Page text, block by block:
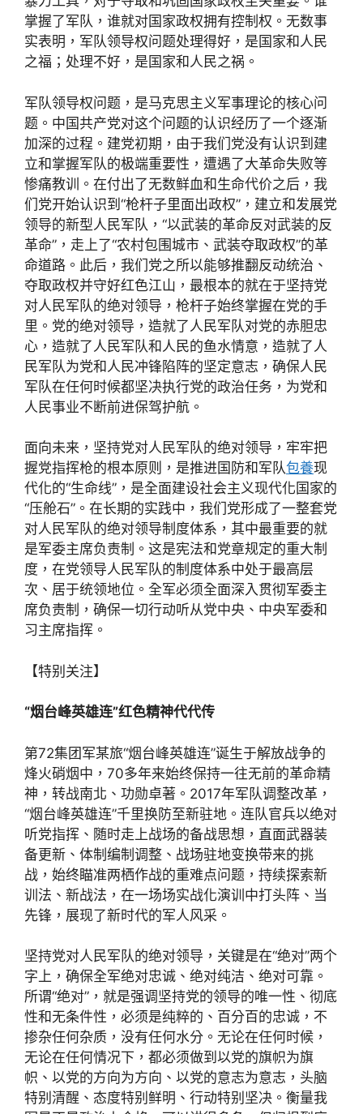
掌握了军队，谁就对国家政权拥有控制权。无数事
实表明，军队领导权问题处理得好，是国家和人民
之福；处理不好，是国家和人民之祸。
军队领导权问题，是马克思主义军事理论的核心问
题。中国共产党对这个问题的认识经历了一个逐渐
加深的过程。建党初期，由于我们党没有认识到建
立和掌握军队的极端重要性，遭遇了大革命失败等
惨痛教训。在付出了无数鲜血和生命代价之后，我
们党开始认识到“枪杆子里面出政权”，建立和发展党
领导的新型人民军队，“以武装的革命反对武装的反
革命”，走上了“农村包围城市、武装夺取政权”的革
命道路。此后，我们党之所以能够推翻反动统治、
夺取政权并守好红色江山，最根本的就在于坚持党
对人民军队的绝对领导，枪杆子始终掌握在党的手
里。党的绝对领导，造就了人民军队对党的赤胆忠
心，造就了人民军队和人民的鱼水情意，造就了人
民军队为党和人民冲锋陷阵的坚定意志，确保人民
军队在任何时候都坚决执行党的政治任务，为党和
人民事业不断前进保驾护航。
面向未来，坚持党对人民军队的绝对领导，牢牢把
握党指挥枪的根本原则，是推进国防和军队包養现
代化的“生命线”，是全面建设社会主义现代化国家的
“压舱石”。在长期的实践中，我们党形成了一整套党
对人民军队的绝对领导制度体系，其中最重要的就
是军委主席负责制。这是宪法和党章规定的重大制
度，在党领导人民军队的制度体系中处于最高层
次、居于统领地位。全军必须全面深入贯彻军委主
席负责制，确保一切行动听从党中央、中央军委和
习主席指挥。
【特别关注】
“烟台峰英雄连”红色精神代代传
第72集团军某旅“烟台峰英雄连”诞生于解放战争的
烽火硝烟中，70多年来始终保持一往无前的革命精
神，转战南北、功勋卓著。2017年军队调整改革，
“烟台峰英雄连”千里换防至新驻地。连队官兵以绝对
听党指挥、随时走上战场的备战思想，直面武器装
备更新、体制编制调整、战场驻地变换带来的挑
战，始终瞄准两栖作战的重难点问题，持续探索新
训法、新战法，在一场场实战化演训中打头阵、当
先锋，展现了新时代的军人风采。
坚持党对人民军队的绝对领导，关键是在“绝对”两个
字上，确保全军绝对忠诚、绝对纯洁、绝对可靠。
所谓“绝对”，就是强调坚持党的领导的唯一性、彻底
性和无条件性，必须是纯粹的、百分百的忠诚，不
掺杂任何杂质，没有任何水分。无论在任何时候，
无论在任何情况下，都必须做到以党的旗帜为旗
帜、以党的方向为方向、以党的意志为意志，头脑
特别清醒、态度特别鲜明、行动特别坚决。衡量我